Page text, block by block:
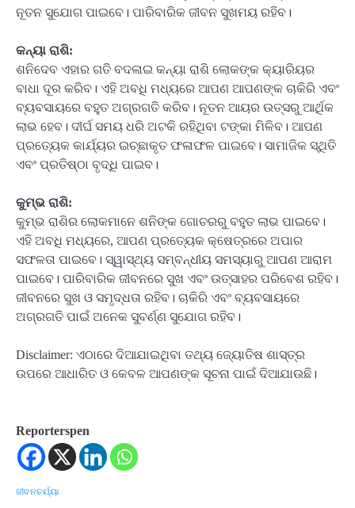
ନୂତନ ସୁଯୋଗ ପାଇବେ। ପାରିବାରିକ ଜୀବନ ସୁଖମୟ ରହିବ।
କନ୍ୟା ରାଶି:
ଶନିଦେବ ଏହାର ଗତି ବଦଳାଇ କନ୍ୟା ରାଶି ଲୋକଙ୍କ କ୍ୟାରିୟର
ବାଧା ଦୂର କରିବ। ଏହି ଅବଧି ମଧ୍ୟରେ ଆପଣ ଆପଣଙ୍କ ଚାକିରି ଏବଂ
ବ୍ୟବସାୟରେ ବହୁତ ଅଗ୍ରଗତି କରିବ। ନୂତନ ଆୟର ଉତ୍ସରୁ ଆର୍ଥିକ
ଲାଭ ହେବ। ଦୀର୍ଘ ସମୟ ଧରି ଅଟକି ରହିଥିବା ଟଙ୍କା ମିଳିବ। ଆପଣ
ପ୍ରତ୍ୟେକ କାର୍ଯ୍ୟର ଇଚ୍ଛାକୃତ ଫଳାଫଳ ପାଇବେ। ସାମାଜିକ ସ୍ଥିତି
ଏବଂ ପ୍ରତିଷ୍ଠା ବୃଦ୍ଧି ପାଇବ।
କୁମ୍ଭ ରାଶି:
କୁମ୍ଭ ରାଶିର ଲୋକମାନେ ଶନିଙ୍କ ଗୋଚରରୁ ବହୁତ ଲାଭ ପାଇବେ।
ଏହି ଅବଧି ମଧ୍ୟରେ, ଆପଣ ପ୍ରତ୍ୟେକ କ୍ଷେତ୍ରରେ ଅପାର
ସଫଳତା ପାଇବେ। ସ୍ୱାସ୍ଥ୍ୟ ସମ୍ବନ୍ଧୀୟ ସମସ୍ୟାରୁ ଆପଣ ଆରାମ
ପାଇବେ। ପାରିବାରିକ ଜୀବନରେ ସୁଖ ଏବଂ ଉତ୍ସାହର ପରିବେଶ ରହିବ।
ଜୀବନରେ ସୁଖ ଓ ସମୃଦ୍ଧତା ରହିବ। ଚାକିରି ଏବଂ ବ୍ୟବସାୟରେ
ଅଗ୍ରଗତି ପାଇଁ ଅନେକ ସୁବର୍ଣ୍ଣ ସୁଯୋଗ ରହିବ।
Disclaimer: ଏଠାରେ ଦିଆଯାଇଥିବା ତଥ୍ୟ ଜ୍ୟୋତିଷ ଶାସ୍ତ୍ର
ଉପରେ ଆଧାରିତ ଓ କେବଳ ଆପଣଙ୍କ ସୂଚନା ପାଇଁ ଦିଆଯାଉଛି।
Reporterspen
ଜୀବନଚର୍ଯ୍ୟା